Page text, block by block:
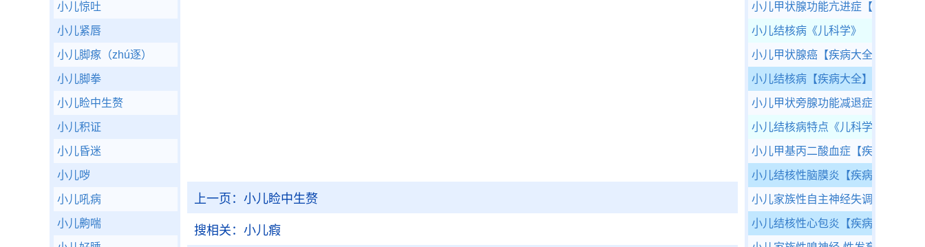
上一页： 小儿睑中生赘
搜相关： 小儿瘕
小儿惊吐
小儿紧唇
小儿脚瘃（zhú逐）
小儿脚拳
小儿睑中生赘
小儿积证
小儿昏迷
小儿哕
小儿吼病
小儿齁喘
小儿甲状腺功能亢进症 【疾病大全
小儿结核病 《儿科学》
小儿甲状腺癌 【疾病大全】
小儿结核病 【疾病大全】
小儿甲状旁腺功能减退症
小儿结核病特点 《儿科学》
小儿甲基丙二酸血症 【疾病大全】
小儿结核性脑膜炎 【疾病大全】
小儿家族性自主神经失调综合征
小儿结核性心包炎 【疾病大全】